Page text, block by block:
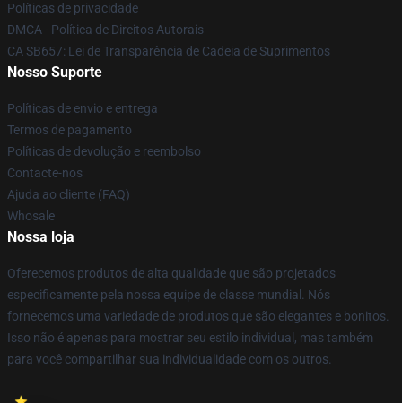
Políticas de privacidade
DMCA - Política de Direitos Autorais
CA SB657: Lei de Transparência de Cadeia de Suprimentos
Nosso Suporte
Políticas de envio e entrega
Termos de pagamento
Políticas de devolução e reembolso
Contacte-nos
Ajuda ao cliente (FAQ)
Whosale
Nossa loja
Oferecemos produtos de alta qualidade que são projetados
especificamente pela nossa equipe de classe mundial. Nós
fornecemos uma variedade de produtos que são elegantes e bonitos.
Isso não é apenas para mostrar seu estilo individual, mas também
para você compartilhar sua individualidade com os outros.